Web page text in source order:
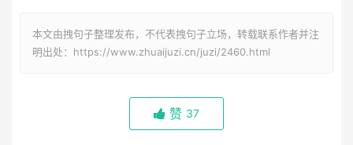
本文由拽句子整理发布，不代表拽句子立场，转载联系作者并注
明出处：https://www.zhuaijuzi.cn/juzi/2460.html
赞 37